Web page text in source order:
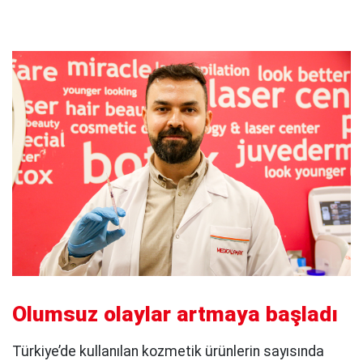
Olumsuz olaylar artmaya başladı
Türkiye’de kullanılan kozmetik ürünlerin sayısında